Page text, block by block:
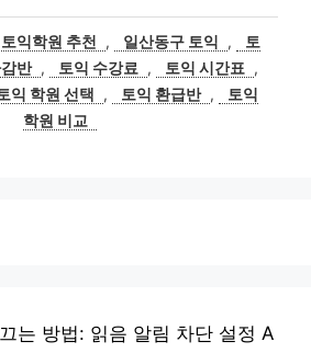
익학원 추천 , 일산동구 토익 ,
토
반 , 토익 수강료 , 토익 시간표
,
익 학원 선택 , 토익 환급반 ,
토익
학원 비교
는 방법: 읽음 알림 차단 설정 A